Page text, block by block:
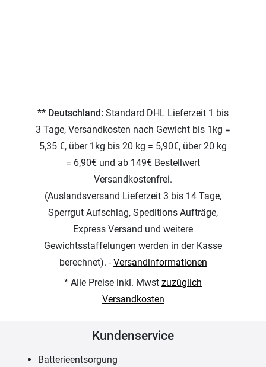
** Deutschland: Standard DHL Lieferzeit 1 bis
3 Tage, Versandkosten nach Gewicht bis 1kg =
5,35 €, über 1kg bis 20 kg = 5,90€, über 20 kg
= 6,90€ und ab 149€ Bestellwert
Versandkostenfrei.
(Auslandsversand Lieferzeit 3 bis 14 Tage,
Sperrgut Aufschlag, Speditions Aufträge,
Express Versand und weitere
Gewichtsstaffelungen werden in der Kasse
berechnet). -Versandinformationen
* Alle Preise inkl. Mwst zuzüglich
Versandkosten
Kundenservice
Batterieentsorgung